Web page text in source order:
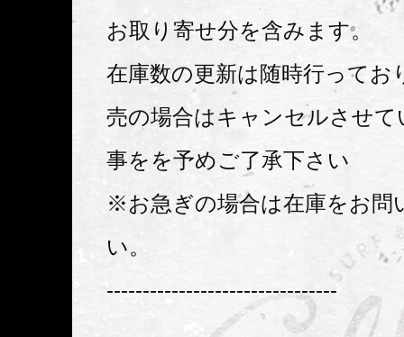
お取り寄せ分を含みます。
在庫数の更新は随時行ってお
売の場合はキャンセルさせ
事をを予めご了承下さい
※お急ぎの場合は在庫をお問
い。
--------------------------------